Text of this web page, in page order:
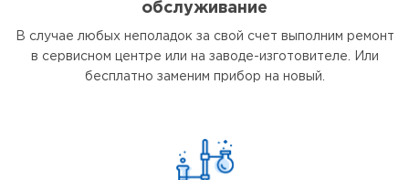
обслуживание
В случае любых неполадок за свой счет выполним ремонт
в сервисном центре или на заводе-изготовителе. Или
бесплатно заменим прибор на новый.